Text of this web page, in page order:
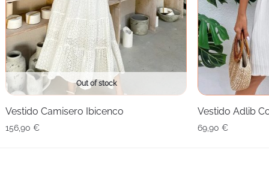
Out of stock
Vestido Camisero Ibicenco
156,90 €
Vestido Adlib
69,90 €